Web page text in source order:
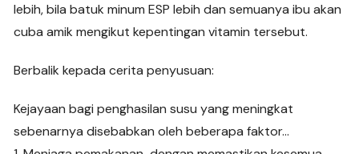
lebih, bila batuk minum ESP lebih dan semuanya ibu akan
cuba amik mengikut kepentingan vitamin tersebut.
Berbalik kepada cerita penyusuan:
Kejayaan bagi penghasilan susu yang meningkat
sebenarnya disebabkan oleh beberapa faktor…